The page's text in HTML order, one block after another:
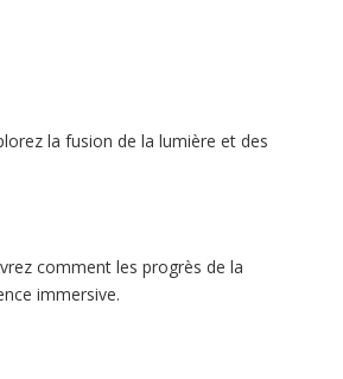
la fusion de la lumière et des
comment les progrès de la
immersive.